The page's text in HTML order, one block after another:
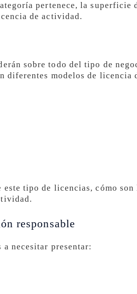
pertenece, la superficie
de actividad.
sobre todo del tipo de
modelos de licencia
tipo de licencias, cómo
responsable
necesitar presentar: